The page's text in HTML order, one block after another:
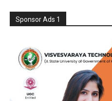
Sponsor Ads 1